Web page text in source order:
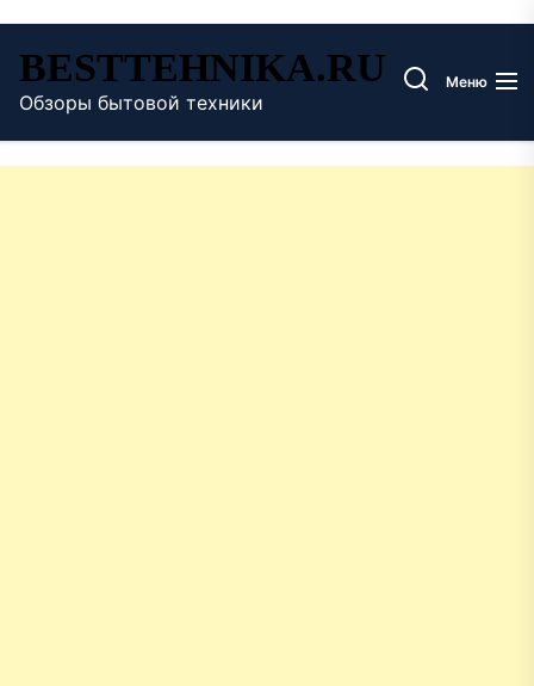
содержимому
BESTTEHNIKA.RU
Обзоры бытовой техники
Меню